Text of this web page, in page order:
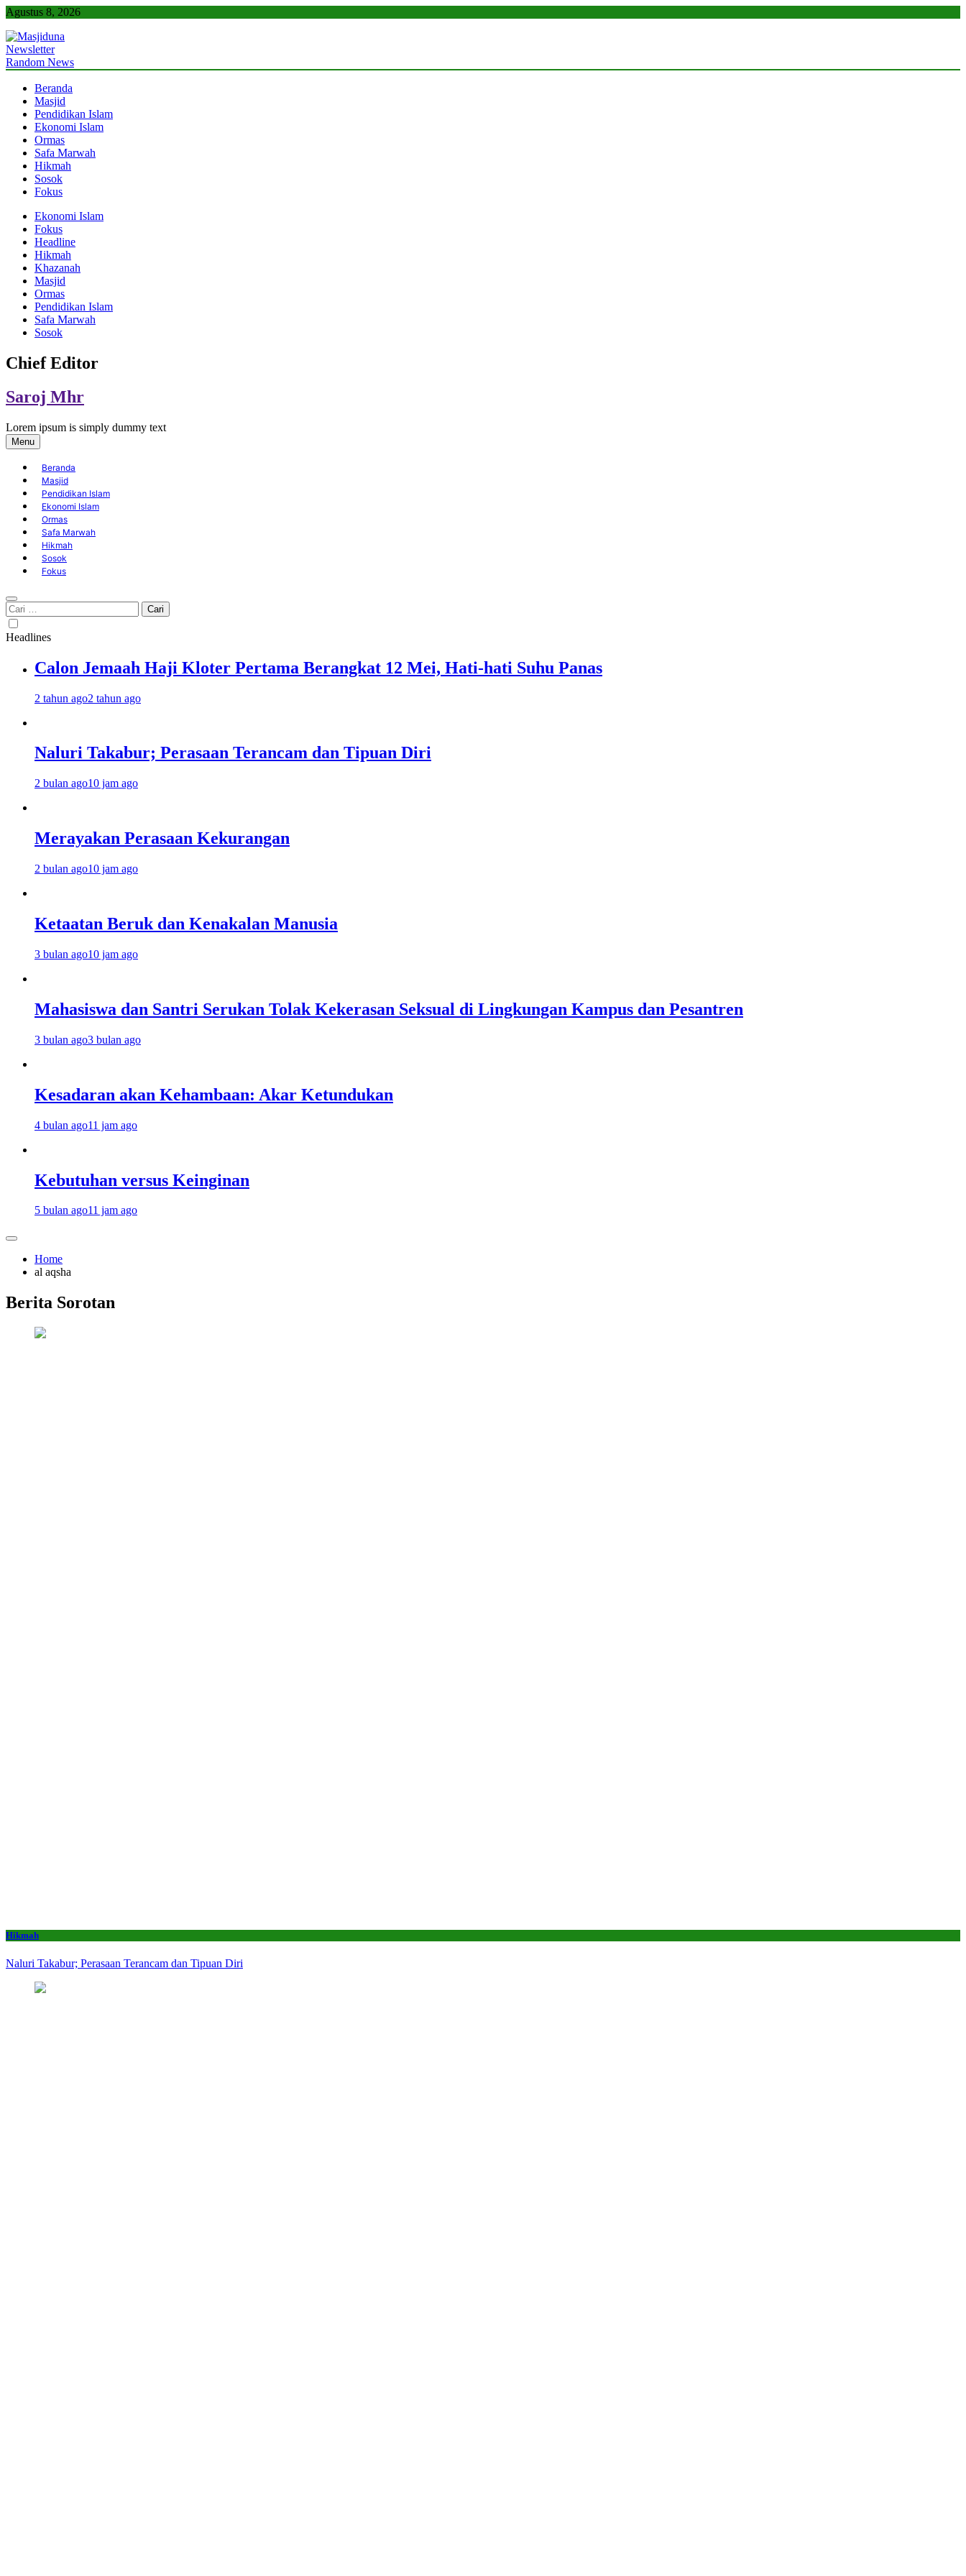
Skip
content
Agustus 8, 2026
Masjiduna
Referensi Berita Islam Indonesia
Newsletter
Random News
Beranda
Masjid
Pendidikan Islam
Ekonomi Islam
Ormas
Safa Marwah
Hikmah
Sosok
Fokus
Ekonomi Islam
Fokus
Headline
Hikmah
Khazanah
Masjid
Ormas
Pendidikan Islam
Safa Marwah
Sosok
Chief Editor
Saroj Mhr
Lorem ipsum is simply dummy text
Menu
Beranda
Masjid
Pendidikan Islam
Ekonomi Islam
Ormas
Safa Marwah
Hikmah
Sosok
Fokus
Cari
untuk:
Headlines
Calon Jemaah Haji Kloter Pertama Berangkat 12 Mei, Hati-hati Suhu Panas
2 tahun ago2 tahun ago
Naluri Takabur; Perasaan Terancam dan Tipuan Diri
2 bulan ago10 jam ago
Merayakan Perasaan Kekurangan
2 bulan ago10 jam ago
Ketaatan Beruk dan Kenakalan Manusia
3 bulan ago10 jam ago
Mahasiswa dan Santri Serukan Tolak Kekerasan Seksual di Lingkungan Kampus dan Pesantren
3 bulan ago3 bulan ago
Kesadaran akan Kehambaan: Akar Ketundukan
4 bulan ago11 jam ago
Kebutuhan versus Keinginan
5 bulan ago11 jam ago
Home
al aqsha
Berita Sorotan
Hikmah
Naluri Takabur; Perasaan Terancam dan Tipuan Diri